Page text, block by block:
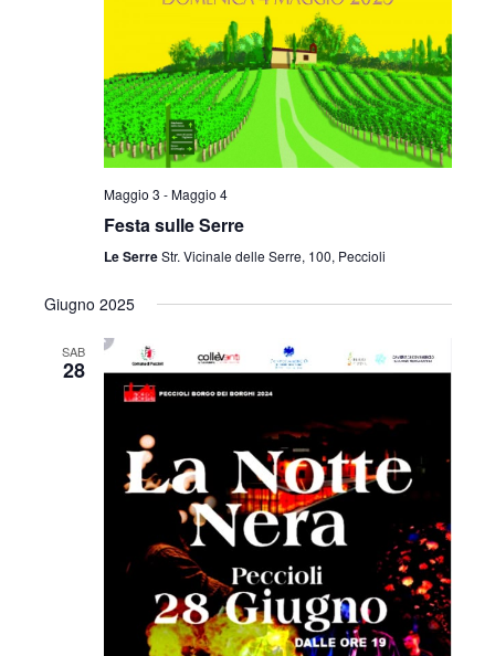
Maggio 3 -Maggio 4
Festa sulle Serre
Le SerreStr. Vicinale delle Serre, 100, Peccioli
Giugno 2025
SAB
28